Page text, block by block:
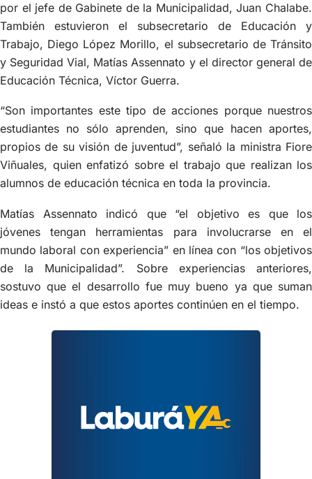
por el jefe de Gabinete de la Municipalidad, Juan Chalabe.
También estuvieron el subsecretario de Educación y
Trabajo, Diego López Morillo, el subsecretario de Tránsito
y Seguridad Vial, Matías Assennato y el director general de
Educación Técnica, Víctor Guerra.
“Son importantes este tipo de acciones porque nuestros
estudiantes no sólo aprenden, sino que hacen aportes,
propios de su visión de juventud”, señaló la ministra Fiore
Viñuales, quien enfatizó sobre el trabajo que realizan los
alumnos de educación técnica en toda la provincia.
Matías Assennato indicó que “el objetivo es que los
jóvenes tengan herramientas para involucrarse en el
mundo laboral con experiencia” en línea con “los objetivos
de la Municipalidad”. Sobre experiencias anteriores,
sostuvo que el desarrollo fue muy bueno ya que suman
ideas e instó a que estos aportes continúen en el tiempo.